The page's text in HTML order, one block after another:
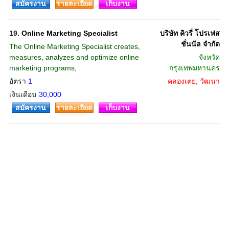
สมัครงาน รายละเอียด เก็บงาน
19. Online Marketing Specialist
The Online Marketing Specialist creates,
measures, analyzes and optimize online
marketing programs,
อัตรา 1
เงินเดือน 30,000
บริษัท คิวรี่ โปรเฟส
ชั่นนัล จำกัด
จังหวัด
กรุงเทพมหานคร
คลองเตย, วัฒนา
สมัครงาน รายละเอียด เก็บงาน